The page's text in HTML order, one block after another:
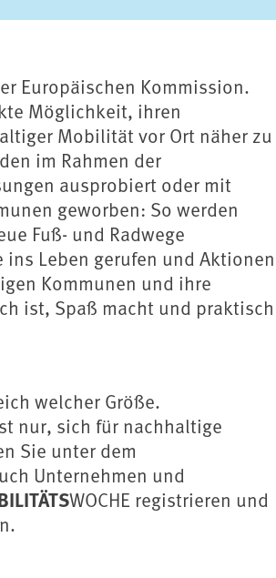
Europäischen Kommission.
Möglichkeit, ihren
Mobilität vor Ort näher zu
im Rahmen der
ausprobiert oder mit
geworben: So werden
Fuß- und Radwege
Leben gerufen und Aktionen
Kommunen und ihre
ist, Spaß macht und praktisch
welcher Größe.
nur, sich für nachhaltige
Sie unter dem
Unternehmen und
WOCHE registrieren und